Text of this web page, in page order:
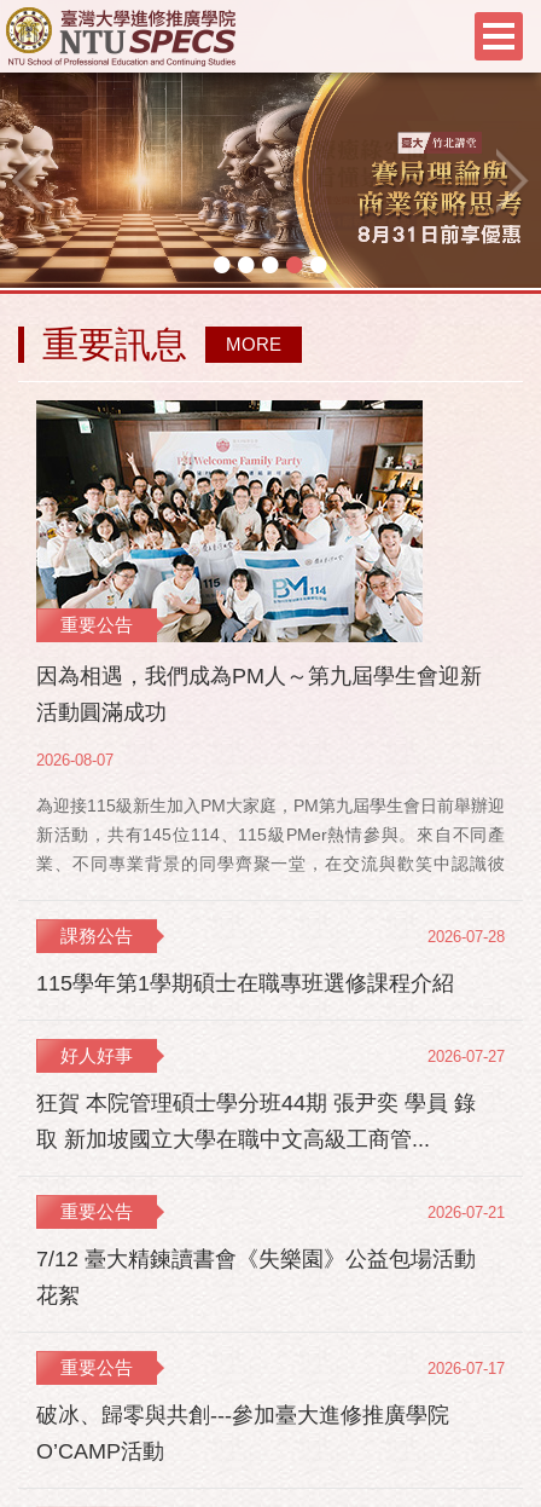
•••••
重要訊息 MORE
重要公告
因為相遇，我們成為PM人～第九屆學生會迎新
活動圓滿成功
2026-08-07
為迎接115級新生加入PM大家庭，PM第九屆學生會日前舉辦迎
新活動，共有145位114、115級PMer熱情參與。來自不同產
業、不同專業背景的同學齊聚一堂，在交流與歡笑中認識彼
謝郭佳瑋院長、PMBA孔令傑主任及PMBM何佳安主任蒞臨現
場，給予115 級新生勉勵與祝福；PMLBA謝煜偉主任雖人在國
外進修，也特別捎來祝福，為即將...
課務公告
115學年第1學期碩士在職專班選修課程介紹
2026-07-28
好人好事
狂賀 本院管理碩士學分班44期 張尹奕 學員 錄
取 新加坡國立大學在職中文高級工商管...
2026-07-27
重要公告
7/12 臺大精鍊讀書會《失樂園》公益包場活動
花絮
2026-07-21
重要公告
破冰、歸零與共創---參加臺大進修推廣學院
O’CAMP活動
2026-07-17